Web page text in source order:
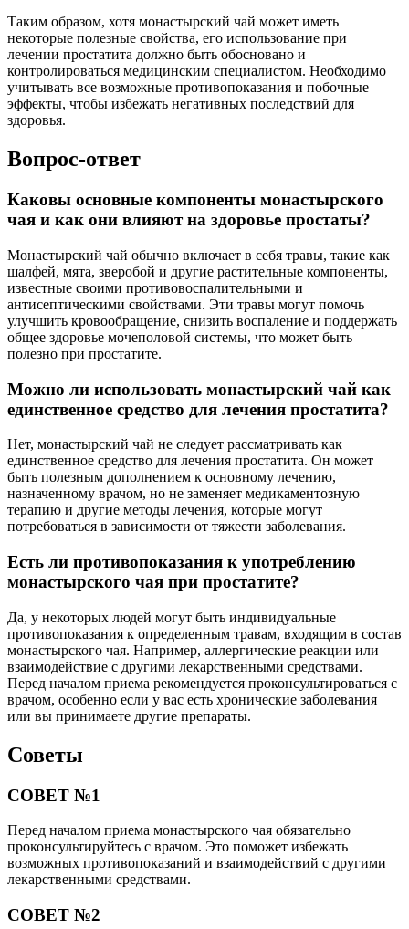
Таким образом, хотя монастырский чай может иметь
некоторые полезные свойства, его использование при
лечении простатита должно быть обосновано и
контролироваться медицинским специалистом. Необходимо
учитывать все возможные противопоказания и побочные
эффекты, чтобы избежать негативных последствий для
здоровья.
Вопрос-ответ
Каковы основные компоненты монастырского
чая и как они влияют на здоровье простаты?
Монастырский чай обычно включает в себя травы, такие как
шалфей, мята, зверобой и другие растительные компоненты,
известные своими противовоспалительными и
антисептическими свойствами. Эти травы могут помочь
улучшить кровообращение, снизить воспаление и поддержать
общее здоровье мочеполовой системы, что может быть
полезно при простатите.
Можно ли использовать монастырский чай как
единственное средство для лечения простатита?
Нет, монастырский чай не следует рассматривать как
единственное средство для лечения простатита. Он может
быть полезным дополнением к основному лечению,
назначенному врачом, но не заменяет медикаментозную
терапию и другие методы лечения, которые могут
потребоваться в зависимости от тяжести заболевания.
Есть ли противопоказания к употреблению
монастырского чая при простатите?
Да, у некоторых людей могут быть индивидуальные
противопоказания к определенным травам, входящим в состав
монастырского чая. Например, аллергические реакции или
взаимодействие с другими лекарственными средствами.
Перед началом приема рекомендуется проконсультироваться с
врачом, особенно если у вас есть хронические заболевания
или вы принимаете другие препараты.
Советы
СОВЕТ №1
Перед началом приема монастырского чая обязательно
проконсультируйтесь с врачом. Это поможет избежать
возможных противопоказаний и взаимодействий с другими
лекарственными средствами.
СОВЕТ №2